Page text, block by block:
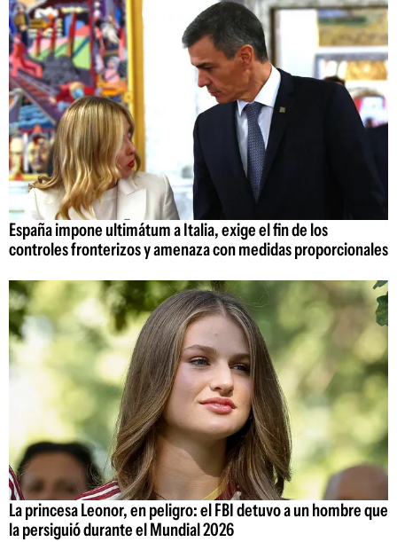
España impone ultimátum a Italia, exige el fin de los
controles fronterizos y amenaza con medidas proporcionales
La princesa Leonor, en peligro: el FBI detuvo a un hombre que
la persiguió durante el Mundial 2026